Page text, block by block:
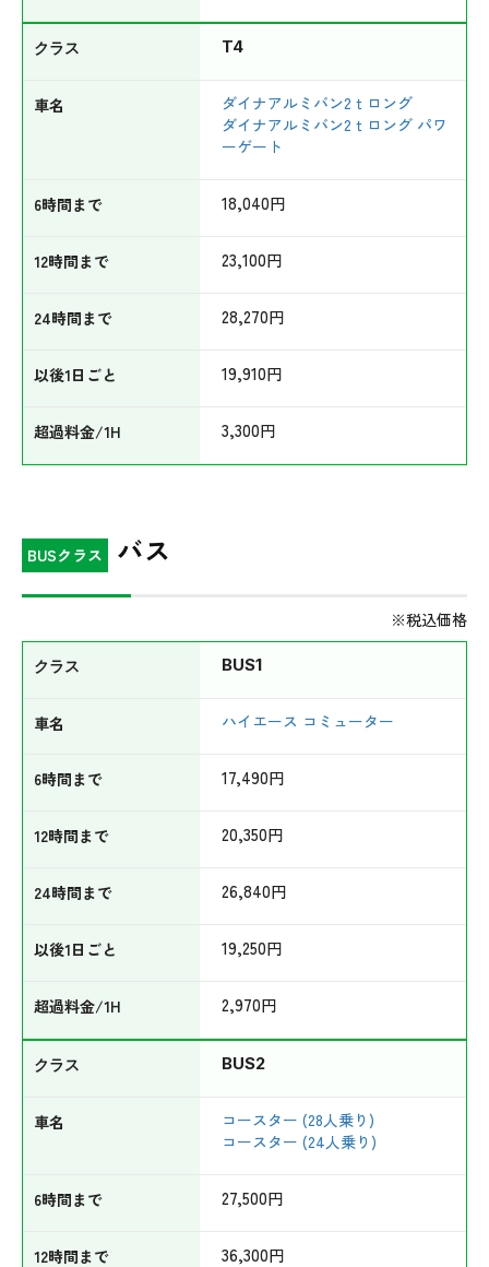
T4
ダイナアルミバン2ｔロング
ダイナアルミバン2ｔロング パワ
ーゲート
18,040円
23,100円
28,270円
19,910円
3,300円
BUSクラス バス
※税込価格
BUS1
ハイエース コミューター
17,490円
20,350円
26,840円
19,250円
2,970円
BUS2
コースター (28人乗り)
コースター (24人乗り)
27,500円
36,300円